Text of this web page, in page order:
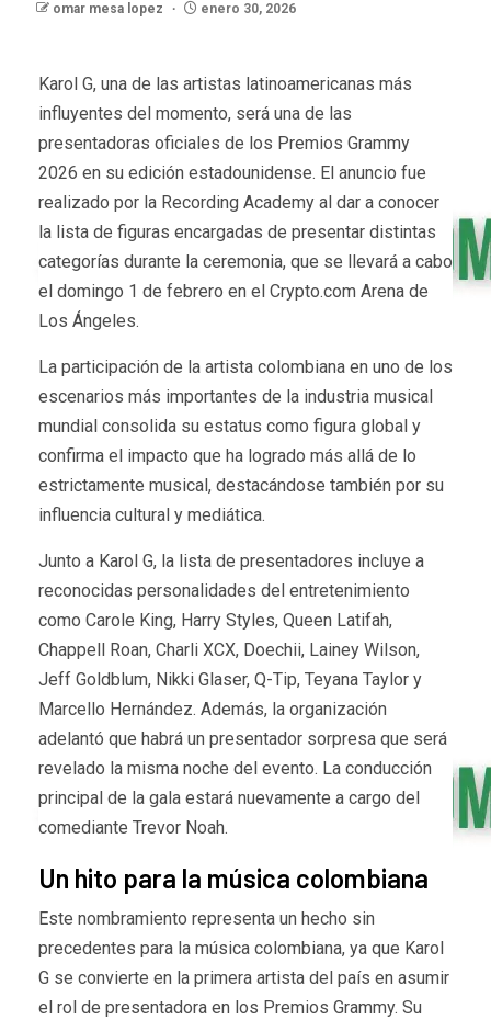
omar mesa lopez enero 30, 2026
Karol G, una de las artistas latinoamericanas más
influyentes del momento, será una de las
presentadoras oficiales de los Premios Grammy
2026 en su edición estadounidense. El anuncio fue
realizado por la Recording Academy al dar a conocer
la lista de figuras encargadas de presentar distintas
categorías durante la ceremonia, que se llevará a cabo
el domingo 1 de febrero en el Crypto.com Arena de
Los Ángeles.
La participación de la artista colombiana en uno de los
escenarios más importantes de la industria musical
mundial consolida su estatus como figura global y
confirma el impacto que ha logrado más allá de lo
estrictamente musical, destacándose también por su
influencia cultural y mediática.
Junto a Karol G, la lista de presentadores incluye a
reconocidas personalidades del entretenimiento
como Carole King, Harry Styles, Queen Latifah,
Chappell Roan, Charli XCX, Doechii, Lainey Wilson,
Jeff Goldblum, Nikki Glaser, Q-Tip, Teyana Taylor y
Marcello Hernández. Además, la organización
adelantó que habrá un presentador sorpresa que será
revelado la misma noche del evento. La conducción
principal de la gala estará nuevamente a cargo del
comediante Trevor Noah.
Un hito para la música colombiana
Este nombramiento representa un hecho sin
precedentes para la música colombiana, ya que Karol
G se convierte en la primera artista del país en asumir
el rol de presentadora en los Premios Grammy. Su